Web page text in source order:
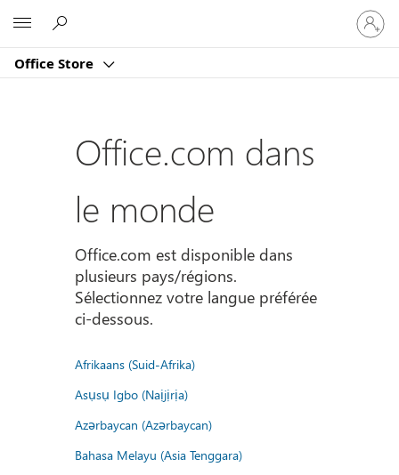
Office Store
vous
à
compte
Office.com dans
le monde
Office.com est disponible dans
plusieurs pays/régions.
Sélectionnez votre langue préférée
ci-dessous.
Afrikaans (Suid-Afrika)
Asụsụ Igbo (Naịjịrịa)
Azərbaycan (Azərbaycan)
Bahasa Melayu (Asia Tenggara)